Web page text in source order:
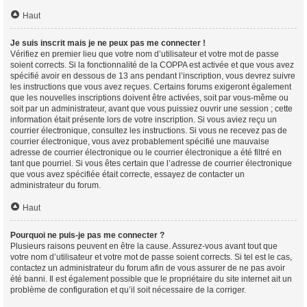
Haut
Je suis inscrit mais je ne peux pas me connecter !
Vérifiez en premier lieu que votre nom d’utilisateur et votre mot de passe
soient corrects. Si la fonctionnalité de la COPPA est activée et que vous avez
spécifié avoir en dessous de 13 ans pendant l’inscription, vous devrez suivre
les instructions que vous avez reçues. Certains forums exigeront également
que les nouvelles inscriptions doivent être activées, soit par vous-même ou
soit par un administrateur, avant que vous puissiez ouvrir une session ; cette
information était présente lors de votre inscription. Si vous aviez reçu un
courrier électronique, consultez les instructions. Si vous ne recevez pas de
courrier électronique, vous avez probablement spécifié une mauvaise
adresse de courrier électronique ou le courrier électronique a été filtré en
tant que pourriel. Si vous êtes certain que l’adresse de courrier électronique
que vous avez spécifiée était correcte, essayez de contacter un
administrateur du forum.
Haut
Pourquoi ne puis-je pas me connecter ?
Plusieurs raisons peuvent en être la cause. Assurez-vous avant tout que
votre nom d’utilisateur et votre mot de passe soient corrects. Si tel est le cas,
contactez un administrateur du forum afin de vous assurer de ne pas avoir
été banni. Il est également possible que le propriétaire du site internet ait un
problème de configuration et qu’il soit nécessaire de la corriger.